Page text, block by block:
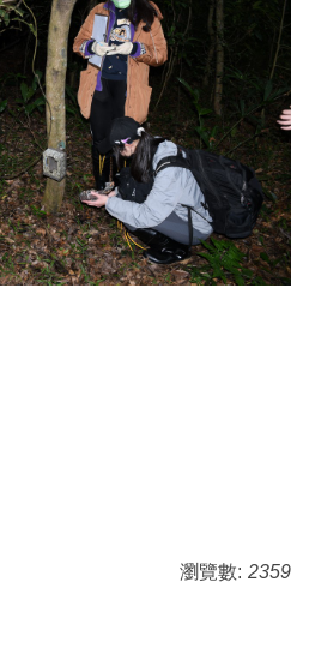
瀏覽數: 2359